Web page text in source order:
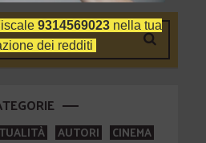
AUTORI
CINEMA
9314569023 nella tua
dei redditi